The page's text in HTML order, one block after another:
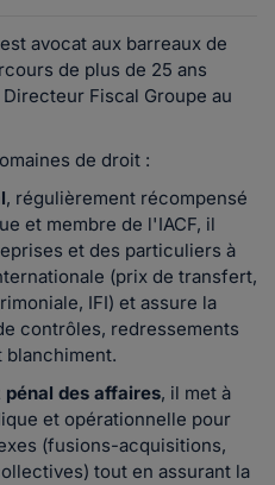
est avocat aux barreaux de
de plus de 25 ans
Fiscal Groupe au
de droit :
, régulièrement récompensé
et membre de l'IACF, il
et des particuliers à
(prix de transfert,
IFI) et assure la
contrôles, redressements
blanchiment.
des affaires, il met à
et opérationnelle pour
(fusions-acquisitions,
tout en assurant la